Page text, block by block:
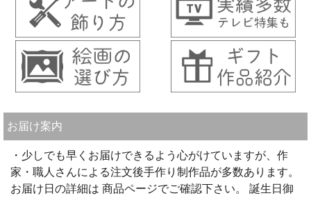
お届け案内
・少しでも早くお届けできるよう心がけていますが、作
家・職人さんによる注文後手作り制作品が多数あります。
お届け日の詳細は 商品ページでご確認下さい。 誕生日御